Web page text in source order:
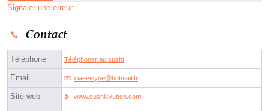
Signaler une erreur
Contact
Téléphone Téléphoner au sushi
Email xiaevelyneⓐhotmail.fr
Site web www.sushikyuden.com